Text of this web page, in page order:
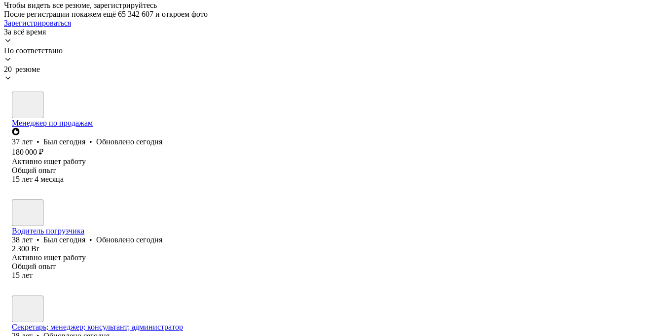
Чтобы видеть все резюме, зарегистрируйтесь
После регистрации покажем ещё 65 342 607 и откроем фото
Зарегистрироваться
За всё время
По соответствию
20 резюме
Менеджер по продажам
37 лет • Был сегодня • Обновлено сегодня
180 000 ₽
Активно ищет работу
Общий опыт
15 лет 4 месяца
Водитель погрузчика
38 лет • Был сегодня • Обновлено сегодня
2 300 Br
Активно ищет работу
Общий опыт
15 лет
Секретарь; менеджер; консультант; администратор